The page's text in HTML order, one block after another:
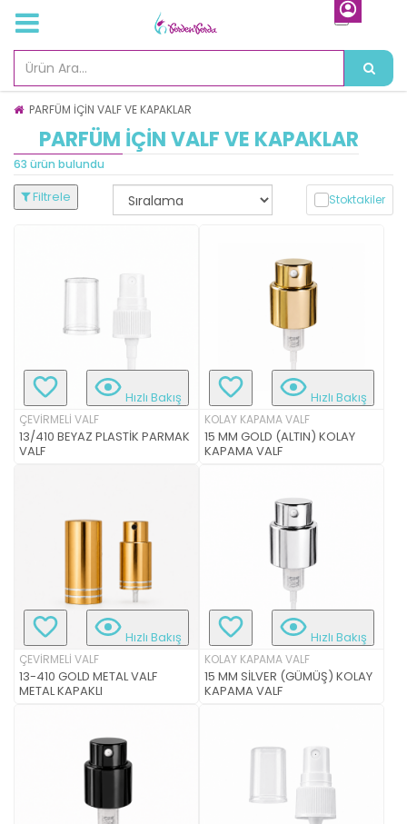
PARFÜM İÇİN VALF VE KAPAKLAR
PARFÜM İÇİN VALF VE KAPAKLAR
63 ürün bulundu
Filtrele Stoktakiler
Hızlı Bakış
ÇEVİRMELİ VALF
13/410 BEYAZ PLASTİK PARMAK
VALF
Hızlı Bakış
KOLAY KAPAMA VALF
15 MM GOLD (ALTIN) KOLAY
KAPAMA VALF
Hızlı Bakış
ÇEVİRMELİ VALF
13-410 GOLD METAL VALF
METAL KAPAKLI
Hızlı Bakış
KOLAY KAPAMA VALF
15 MM SİLVER (GÜMÜŞ) KOLAY
KAPAMA VALF